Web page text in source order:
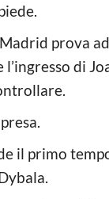
Madrid prova
di
il primo